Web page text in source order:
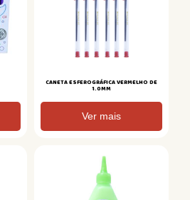
CANETA ESFEROGRÁFICA VERMELHO DE
1.0MM
Ver mais